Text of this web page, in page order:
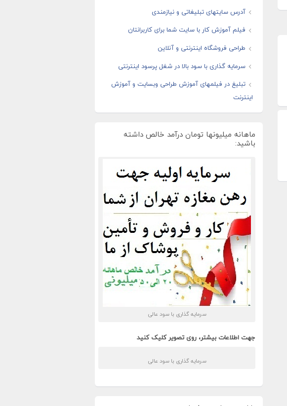
آدرس سایتهای تبلیغاتی و نیازمندی
فیلم آموزش کار با سایت شما برای کاربرانتان
طراحی فروشگاه اینترنتی و آنلاین
سرمایه گذاری با سود بالا در شغل پرسود اینترنتی
تبلیغ در فیلمهای آموزش طراحی وبسایت و آموزش
اینترنت
ماهانه میلیونها تومان درآمد خالص داشته
باشید:
سرمایه گذاری با سود عالی
جهت اطلاعات بیشتر، روی تصویر کلیک کنید
سرمایه گذاری با سود عالی